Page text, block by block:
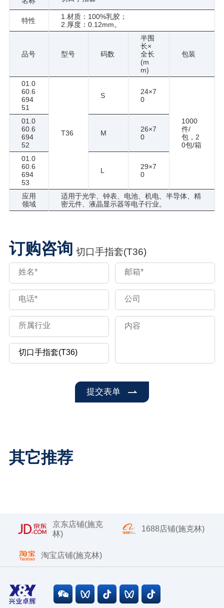
特性
1.材质：100%乳胶；
2.厚度：0.12mm。
品号 型号 码数
半围
长×
全长
(m
m)
包装
01.0
60.6
694
51
T36
S
24×7
0
1000
件/
包，2
0包/箱
01.0
60.6
694
52
M
26×7
0
01.0
60.6
694
53
L
29×7
0
应用
领域
适用于光学、钟表、电池、机电、半导体、精
密元件、液晶显示器等电子行业。
订购咨询 切口手指套(T36)
提交表单
其它推荐
京东店铺(施克
林)
1688店铺(施克林)
淘宝店铺(施克林)